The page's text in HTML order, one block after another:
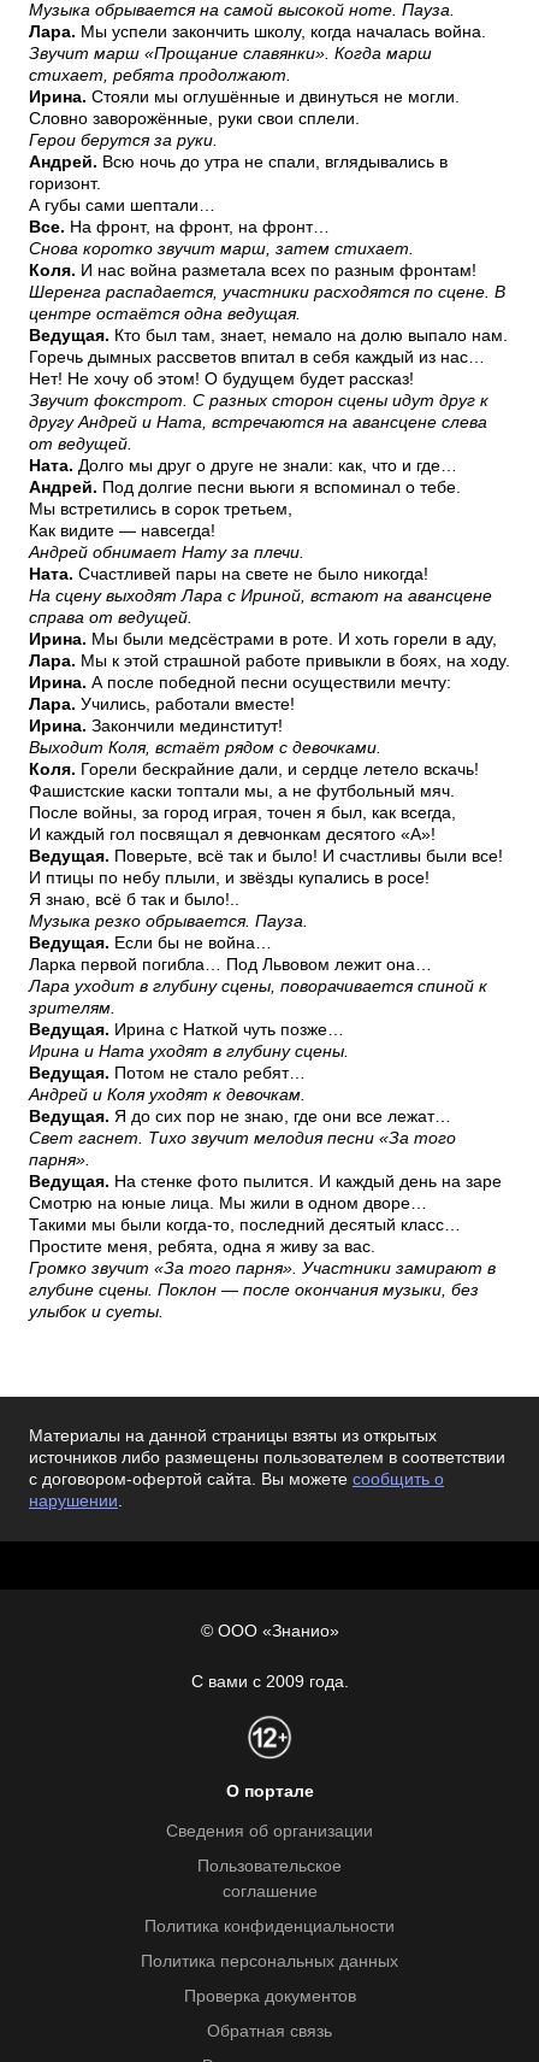
Музыка обрывается на самой высокой ноте. Пауза.
Лара. Мы успели закончить школу, когда началась война.
Звучит марш «Прощание славянки». Когда марш
стихает, ребята продолжают.
Ирина. Стояли мы оглушённые и двинуться не могли.
Словно заворожённые, руки свои сплели.
Герои берутся за руки.
Андрей. Всю ночь до утра не спали, вглядывались в
горизонт.
А губы сами шептали…
Все. На фронт, на фронт, на фронт…
Снова коротко звучит марш, затем стихает.
Коля. И нас война разметала всех по разным фронтам!
Шеренга распадается, участники расходятся по сцене. В
центре остаётся одна ведущая.
Ведущая. Кто был там, знает, немало на долю выпало нам.
Горечь дымных рассветов впитал в себя каждый из нас…
Нет! Не хочу об этом! О будущем будет рассказ!
Звучит фокстрот. С разных сторон сцены идут друг к
другу Андрей и Ната, встречаются на авансцене слева
от ведущей.
Ната. Долго мы друг о друге не знали: как, что и где…
Андрей. Под долгие песни вьюги я вспоминал о тебе.
Мы встретились в сорок третьем,
Как видите — навсегда!
Андрей обнимает Нату за плечи.
Ната. Счастливей пары на свете не было никогда!
На сцену выходят Лара с Ириной, встают на авансцене
справа от ведущей.
Ирина. Мы были медсёстрами в роте. И хоть горели в аду,
Лара. Мы к этой страшной работе привыкли в боях, на ходу.
Ирина. А после победной песни осуществили мечту:
Лара. Учились, работали вместе!
Ирина. Закончили мединститут!
Выходит Коля, встаёт рядом с девочками.
Коля. Горели бескрайние дали, и сердце летело вскачь!
Фашистские каски топтали мы, а не футбольный мяч.
После войны, за город играя, точен я был, как всегда,
И каждый гол посвящал я девчонкам десятого «А»!
Ведущая. Поверьте, всё так и было! И счастливы были все!
И птицы по небу плыли, и звёзды купались в росе!
Я знаю, всё б так и было!..
Музыка резко обрывается. Пауза.
Ведущая. Если бы не война…
Ларка первой погибла… Под Львовом лежит она…
Лара уходит в глубину сцены, поворачивается спиной к
зрителям.
Ведущая. Ирина с Наткой чуть позже…
Ирина и Ната уходят в глубину сцены.
Ведущая. Потом не стало ребят…
Андрей и Коля уходят к девочкам.
Ведущая. Я до сих пор не знаю, где они все лежат…
Свет гаснет. Тихо звучит мелодия песни «За того
парня».
Ведущая. На стенке фото пылится. И каждый день на заре
Смотрю на юные лица. Мы жили в одном дворе…
Такими мы были когда-то, последний десятый класс…
Простите меня, ребята, одна я живу за вас.
Громко звучит «За того парня». Участники замирают в
глубине сцены. Поклон — после окончания музыки, без
улыбок и суеты.
Материалы на данной страницы взяты из открытых
источников либо размещены пользователем в соответствии
с договором-офертой сайта. Вы можете сообщить о
нарушении.
© ООО «Знанио»
С вами с 2009 года.
О портале
Сведения об организации
Пользовательское
соглашение
Политика конфиденциальности
Политика персональных данных
Проверка документов
Обратная связь